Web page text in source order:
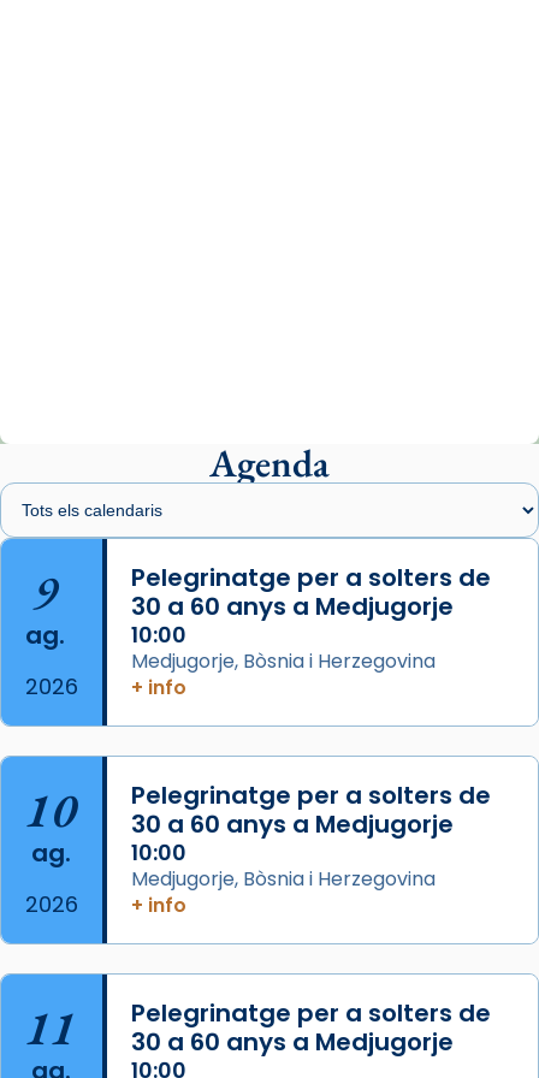
presidit aquest 27 de juliol la missa de Les
Santes de Mataró.
🔗
📸 J. Merino
Photo
View on Facebook ·
de Barcelona.
Aquest dilluns, 27 de juliol, ha tingut lloc la
missa d’acció de gràcies en agraïment al
comitè organitzador de la visita apostòlica
del Sant Pare Lleó XIV a Barcelona, i als
col·laboradors, a la Catedral de Barcelona.
L’arquebisbe de Barcelona, el cardenal Joan
Josep Omella, ha presidit la missa i l’ha
concelebrat el bisbe auxiliar de Barcelona,
Mons. David Abadías.
Agenda
9
ag.
2026
Pelegrinatge per a solters de
30 a 60 anys a Medjugorje
10:00
Medjugorje, Bòsnia i Herzegovina
+ info
10
ag.
2026
Pelegrinatge per a solters de
30 a 60 anys a Medjugorje
10:00
Medjugorje, Bòsnia i Herzegovina
+ info
11
ag.
Pelegrinatge per a solters de
30 a 60 anys a Medjugorje
10:00